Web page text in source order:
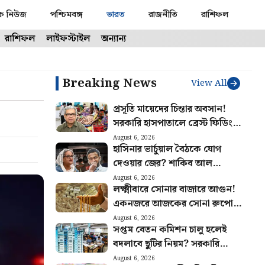
নিউজ পশ্চিমবঙ্গ ভারত রাজনীতি রাশিফল
রাশিফল লাইফস্টাইল অন্যান্য
Breaking News View All
প্রসূতি মায়েদের চিন্তার অবসান!
সরকারি হাসপাতালে ব্রেস্ট ফিডিং
কর্নার তৈরির ঘোষণা স্বাস্থ্যমন্ত্রীর
August 6, 2026
হাসিনার ভার্চুয়াল বৈঠকে যোগ
দেওয়ার জের? শাকিব আল
হাসানের বাড়িতে হামলা, ধরানো হল
আগুন
August 6, 2026
লক্ষ্মীবারে সোনার বাজারে আগুন!
একনজরে আজকের সোনা রুপোর
দাম
August 6, 2026
সপ্তম বেতন কমিশন চালু হলেই
বদলাবে ছুটির নিয়ম? সরকারি
কর্মীদের জন্য বিরাট আপডেট
August 6, 2026